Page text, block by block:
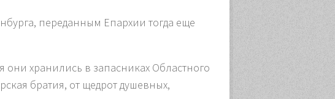
переданным Епархии тогда еще
они хранились в запасниках Областного
братия, от щедрот душевных,